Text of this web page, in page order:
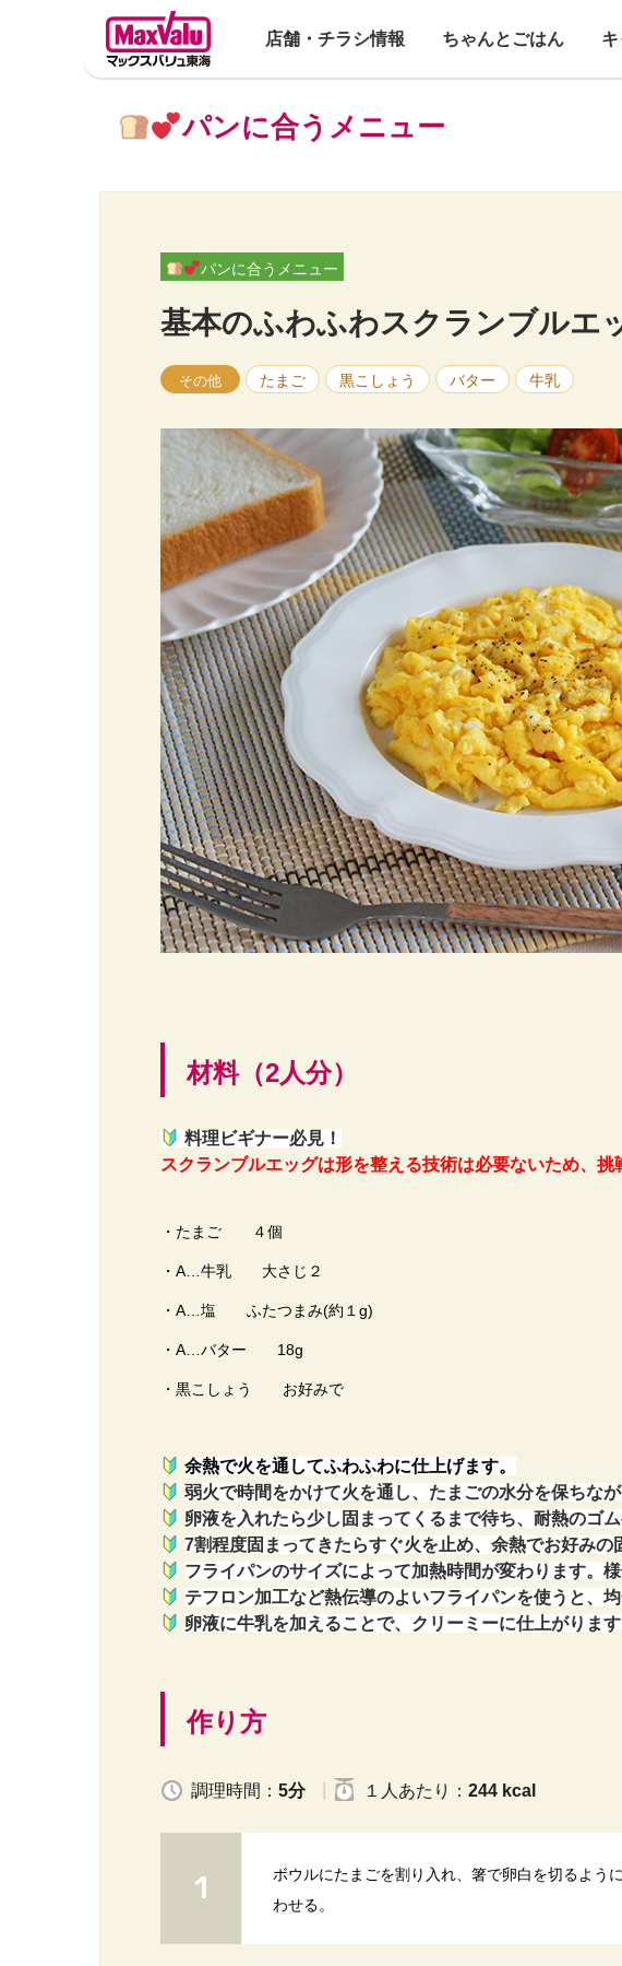
店舗・チラシ情報 ちゃんとごはん
パンに合うメニュー
パンに合うメニュー
基本のふわふわスクランブルエ
その他 たまご 黒こしょう バター 牛乳
材料（2人分）
料理ビギナー必見！
スクランブルエッグは形を整える技術は必要ないため、
・たまご ４個
・A…牛乳 大さじ２
・A…塩 ふたつまみ(約１g)
・A…バター 18g
・黒こしょう お好みで
余熱で火を通してふわふわに仕上げます。
弱火で時間をかけて火を通し、たまごの水分を保ちな
卵液を入れたら少し固まってくるまで待ち、耐熱のゴ
7割程度固まってきたらすぐ火を止め、余熱でお好みの
フライパンのサイズによって加熱時間が変わります。
テフロン加工など熱伝導のよいフライパンを使うと、
卵液に牛乳を加えることで、クリーミーに仕上がります
作り方
調理時間： 5分 １人 あたり ： 244 kcal
ボウルにたまごを割り入れ、箸で卵白を切るよう
わせる。